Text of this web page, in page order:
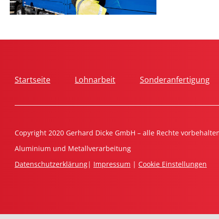
Startseite Lohnarbeit Sonderanfertigung
Copyright 2020 Gerhard Dicke GmbH – alle Rechte
Aluminium und Metallverarbeitung
Datenschutzerklärung| Impressum | Cookie Einstellungen